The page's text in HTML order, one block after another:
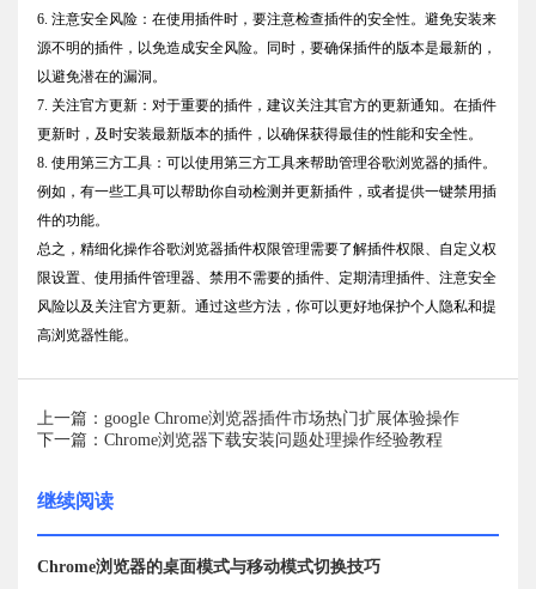
6. 注意安全风险：在使用插件时，要注意检查插件的安全性。避免安装来
源不明的插件，以免造成安全风险。同时，要确保插件的版本是最新的，
以避免潜在的漏洞。
7. 关注官方更新：对于重要的插件，建议关注其官方的更新通知。在插件
更新时，及时安装最新版本的插件，以确保获得最佳的性能和安全性。
8. 使用第三方工具：可以使用第三方工具来帮助管理谷歌浏览器的插件。
例如，有一些工具可以帮助你自动检测并更新插件，或者提供一键禁用插
件的功能。
总之，精细化操作谷歌浏览器插件权限管理需要了解插件权限、自定义权
限设置、使用插件管理器、禁用不需要的插件、定期清理插件、注意安全
风险以及关注官方更新。通过这些方法，你可以更好地保护个人隐私和提
高浏览器性能。
上一篇：google Chrome浏览器插件市场热门扩展体验操作
下一篇：Chrome浏览器下载安装问题处理操作经验教程
继续阅读
Chrome浏览器的桌面模式与移动模式切换技巧